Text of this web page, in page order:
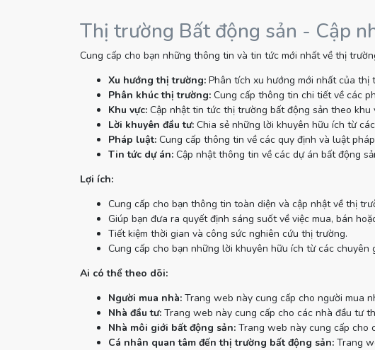
Thị trường Bất động sản - Cập
Cung cấp cho bạn những thông tin và tin tức mới nhất về thị
Xu hướng thị trường:Phân tích xu hướng mới nhất của thị
Phân khúc thị trường:Cung cấp thông tin chi tiết về các
Khu vực:Cập nhật tin tức thị trường bất động sản theo khu
Lời khuyên đầu tư:Chia sẻ những lời khuyên hữu ích từ
Pháp luật:Cung cấp thông tin về các quy định và luật
Tin tức dự án:Cập nhật thông tin về các dự án bất động
Lợi ích:
Cung cấp cho bạn thông tin toàn diện và cập nhật về thị
Giúp bạn đưa ra quyết định sáng suốt về việc mua, bán
Tiết kiệm thời gian và công sức nghiên cứu thị trường.
Cung cấp cho bạn những lời khuyên hữu ích từ các chuyên
Ai có thể theo dõi:
Người mua nhà:Trang web này cung cấp cho người mua
Nhà đầu tư:Trang web này cung cấp cho các nhà đầu tư
Nhà môi giới bất động sản:Trang web này cung cấp cho
Cá nhân quan tâm đến thị trường bất động sản:Trang